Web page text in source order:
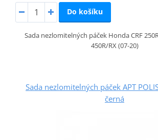
Do košíku
Sada nezlomitelných páček Honda CRF
450R/RX (07-20)
Sada nezlomitelných páček APT
černá